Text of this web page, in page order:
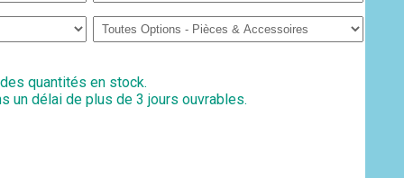
quantités en stock.
un délai de plus de 3 jours ouvrables.